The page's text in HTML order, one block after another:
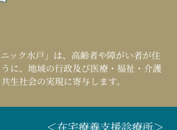
ック水戸 」は、高齢者や障がい者が住
に、地域の行政及び医療・福祉・介護
生社会の実現に寄与します。
＜在宅療養支援診療所＞